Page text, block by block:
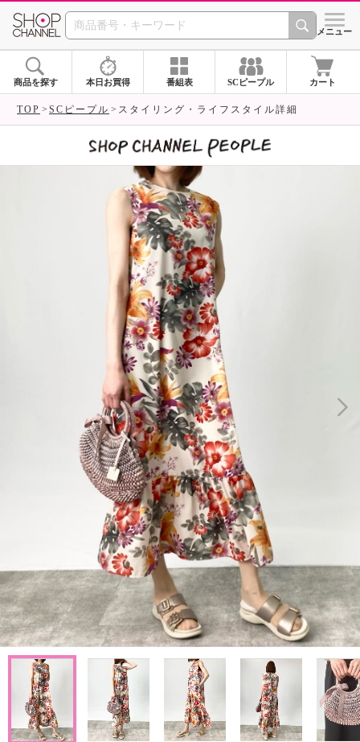
SHOP CHANNEL シメニュー
商品を探す 本日お買得 番組表 SCピープル カート
TOP SCピープル スタイリング・ライフスタイル詳細